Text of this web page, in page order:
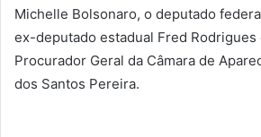
Michelle Bolsonaro, o deputado
ex-deputado estadual Fred Rodrigues
Procurador Geral da Câmara de
dos Santos Pereira.